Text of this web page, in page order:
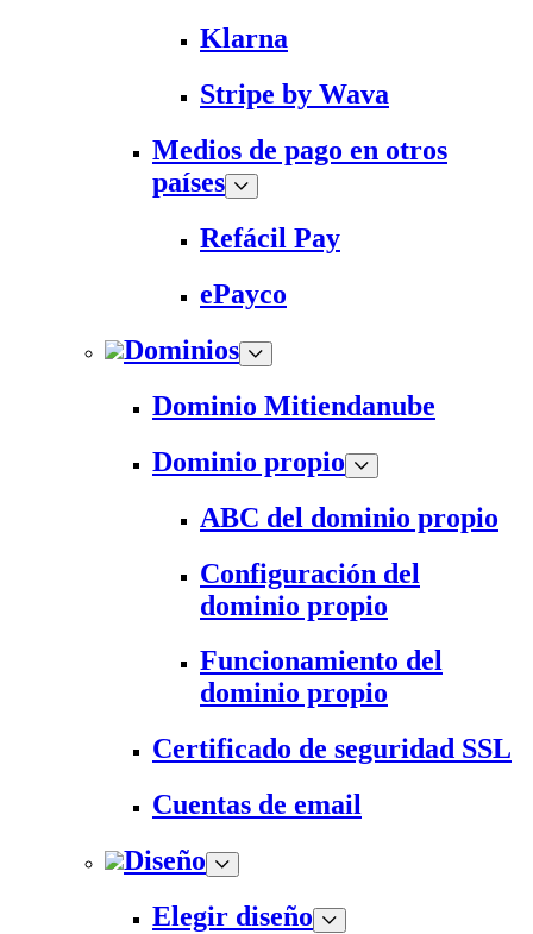
Klarna
Stripe by Wava
Medios de pago en otros
países
Refácil Pay
ePayco
Dominios
Dominio Mitiendanube
Dominio propio
ABC del dominio propio
Configuración del
dominio propio
Funcionamiento del
dominio propio
Certificado de seguridad SSL
Cuentas de email
Diseño
Elegir diseño